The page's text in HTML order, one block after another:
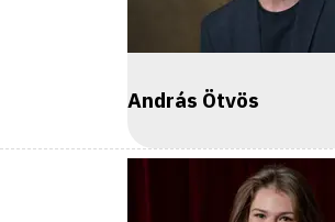
András Ötvös